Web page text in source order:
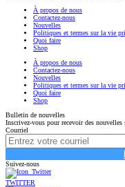
À propos de nous
Contactez-nous
Nouvelles
Politiques et termes sur la vie
Quoi faire
Shop
À propos de nous
Contactez-nous
Nouvelles
Politiques et termes sur la vie
Quoi faire
Shop
Bulletin de nouvelles
Inscrivez-vous pour recevoir des
Courriel
Suivez-nous
TWITTER